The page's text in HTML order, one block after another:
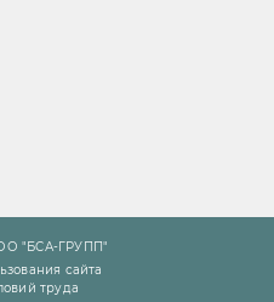
"БСА-ГРУПП"
сайта
труда